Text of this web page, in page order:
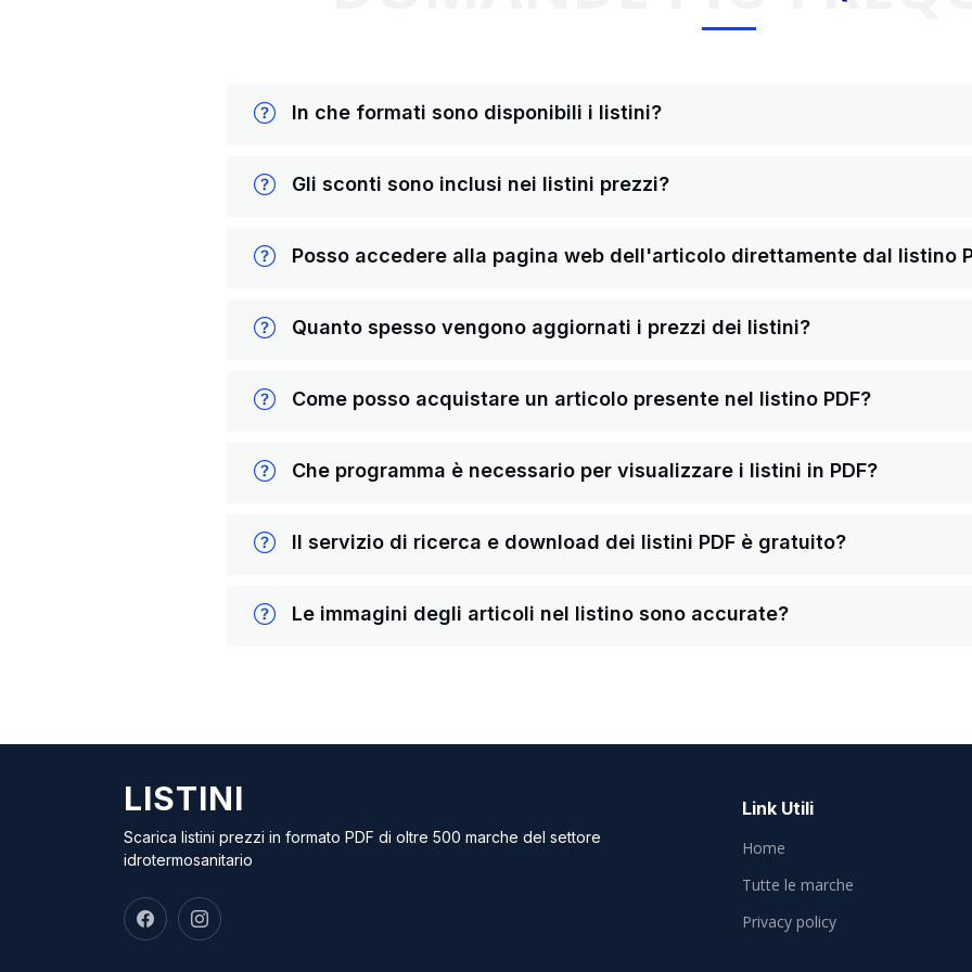
In che formati sono disponibili i listini?
Gli sconti sono inclusi nei listini prezzi?
Posso accedere alla pagina web dell'articolo direttamente dal listino
Quanto spesso vengono aggiornati i prezzi dei listini?
Come posso acquistare un articolo presente nel listino PDF?
Che programma è necessario per visualizzare i listini in PDF?
Il servizio di ricerca e download dei listini PDF è gratuito?
Le immagini degli articoli nel listino sono accurate?
LISTINI
Scarica listini prezzi in formato PDF di oltre 500 marche del settore
idrotermosanitario
Link Utili
Home
Tutte le marche
Privacy policy